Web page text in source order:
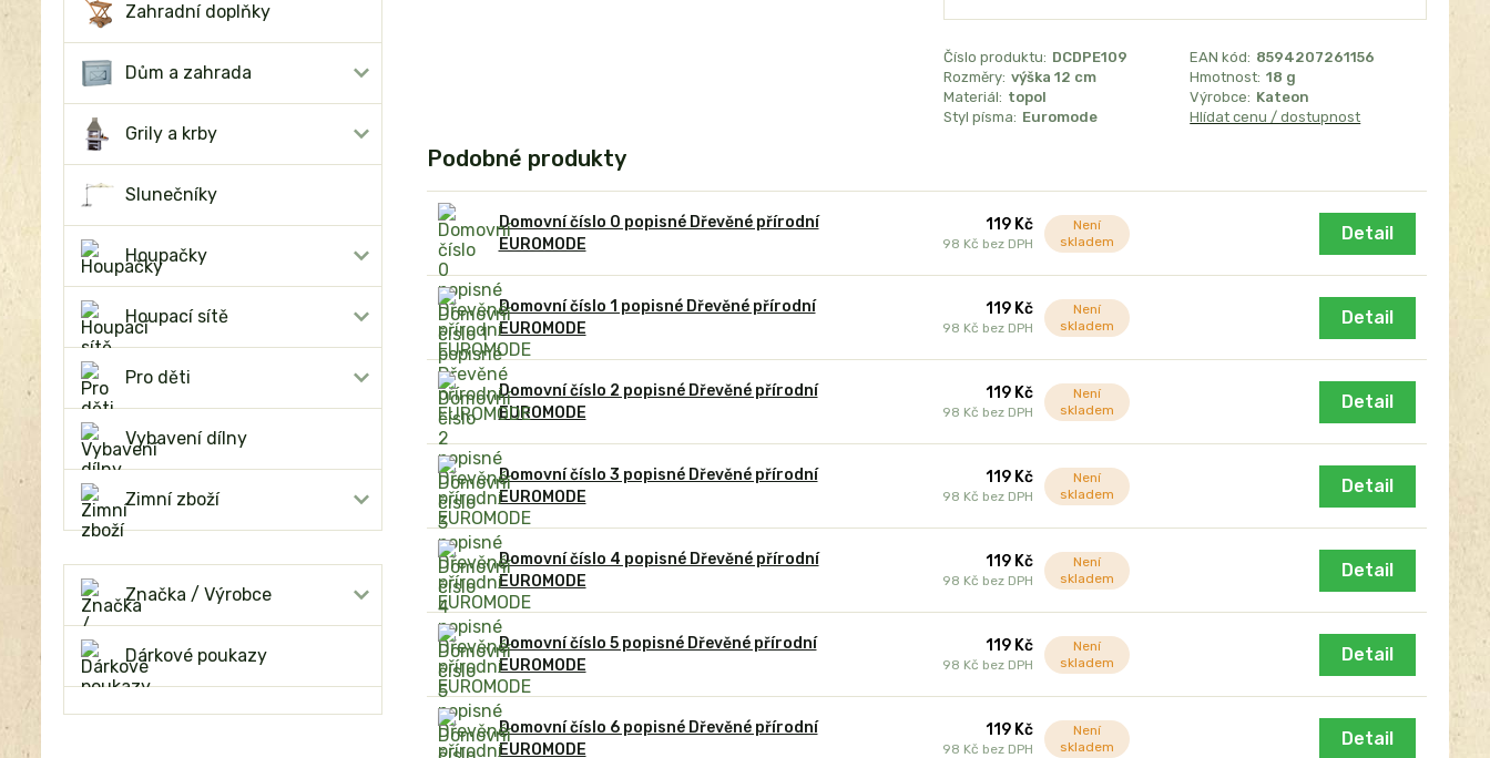
Zahradní doplňky
Dům a zahrada
Grily a krby
Slunečníky
Houpačky
Houpací sítě
Pro děti
Vybavení dílny
Zimní zboží
Značka / Výrobce
Dárkové poukazy
Číslo produktu: DCDPE109 EAN kód: 8594207261156
Rozměry: výška 12 cm Hmotnost: 18 g
Materiál: topol Výrobce: Kateon
Styl písma: Euromode Hlídat cenu / dostupnost
Podobné produkty
Domovní číslo 0 popisné Dřevěné přírodní
EUROMODE
119 Kč
98 Kč bez DPH
Není
skladem
Detail
Domovní číslo 1 popisné Dřevěné přírodní
EUROMODE
119 Kč
98 Kč bez DPH
Není
skladem
Detail
Domovní číslo 2 popisné Dřevěné přírodní
EUROMODE
119 Kč
98 Kč bez DPH
Není
skladem
Detail
Domovní číslo 3 popisné Dřevěné přírodní
EUROMODE
119 Kč
98 Kč bez DPH
Není
skladem
Detail
Domovní číslo 4 popisné Dřevěné přírodní
EUROMODE
119 Kč
98 Kč bez DPH
Není
skladem
Detail
Domovní číslo 5 popisné Dřevěné přírodní
EUROMODE
119 Kč
98 Kč bez DPH
Není
skladem
Detail
Domovní číslo 6 popisné Dřevěné přírodní
EUROMODE
119 Kč
98 Kč bez DPH
Není
skladem
Detail